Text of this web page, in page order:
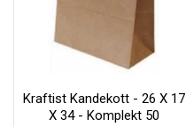
Kraftist Kandekott - 26 X 17
X 34 - Komplekt 50